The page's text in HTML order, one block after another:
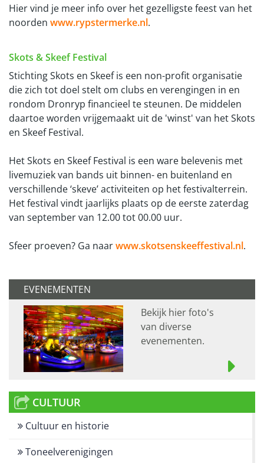
Hier vind je meer info over het gezelligste feest van het
noorden www.rypstermerke.nl.
Skots & Skeef Festival
Stichting Skots en Skeef is een non-profit organisatie
die zich tot doel stelt om clubs en verengingen in en
rondom Dronryp financieel te steunen. De middelen
daartoe worden vrijgemaakt uit de 'winst' van het Skots
en Skeef Festival.
Het Skots en Skeef Festival is een ware belevenis met
livemuziek van bands uit binnen- en buitenland en
verschillende ‘skeve’ activiteiten op het festivalterrein.
Het festival vindt jaarlijks plaats op de eerste zaterdag
van september van 12.00 tot 00.00 uur.
Sfeer proeven? Ga naarwww.skotsenskeeffestival.nl.
EVENEMENTEN
Bekijk hier foto's
van diverse
evenementen.
CULTUUR
Cultuur en historie
Toneelverenigingen